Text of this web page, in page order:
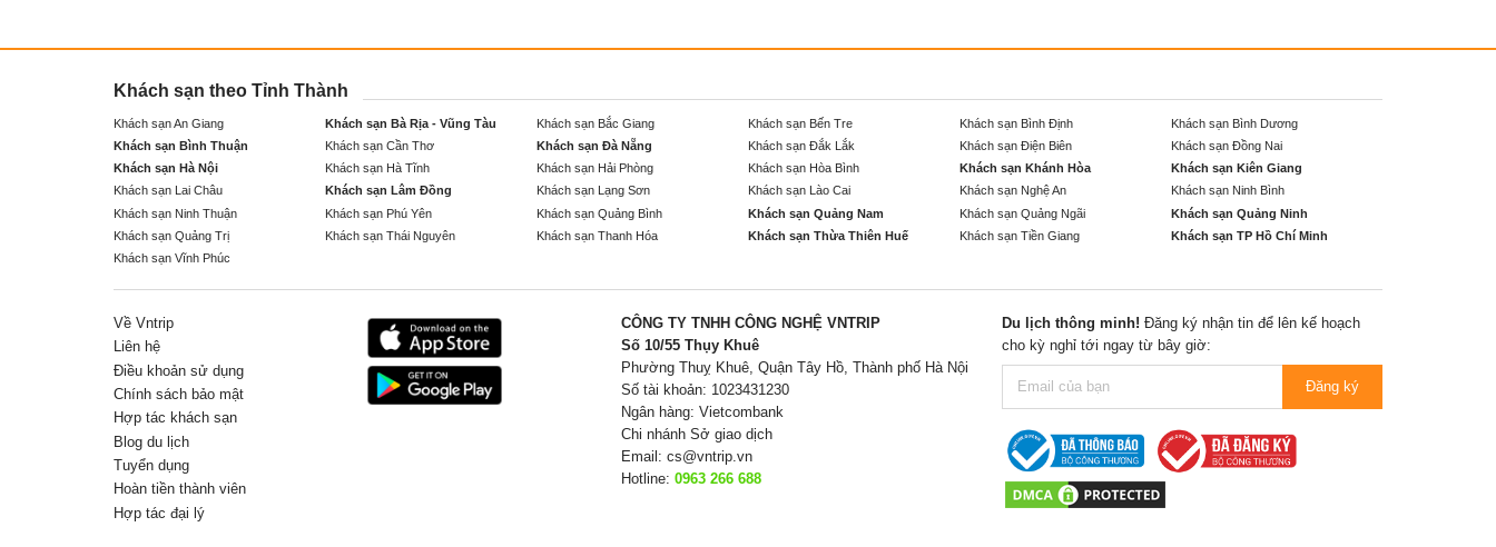
Khách sạn theo Tỉnh Thành
Khách sạn An Giang Khách sạn Bà Rịa - Vũng Tàu Khách sạn Bắc Giang Khách sạn Bến Tre Khách sạn Bình Định
Khách sạn Bình Dương
Khách sạn Bình Thuận
Khách sạn Cần Thơ Khách sạn Đà Nẵng Khách sạn Đắk Lắk Khách sạn Điện Biên
Khách sạn Đồng Nai
Khách sạn Hà Nội
Khách sạn Hà Tĩnh Khách sạn Hải Phòng Khách sạn Hòa Bình Khách sạn Khánh Hòa
Khách sạn Kiên Giang
Khách sạn Lai Châu
Khách sạn Lâm Đồng Khách sạn Lạng Sơn Khách sạn Lào Cai Khách sạn Nghệ An
Khách sạn Ninh Bình
Khách sạn Ninh Thuận
Khách sạn Phú Yên Khách sạn Quảng Bình Khách sạn Quảng Nam Khách sạn Quảng Ngãi
Khách sạn Quảng Ninh
Khách sạn Quảng Trị
Khách sạn Thái Nguyên Khách sạn Thanh Hóa Khách sạn Thừa Thiên Huế Khách sạn Tiền Giang
Khách sạn TP Hồ Chí Minh
Khách sạn Vĩnh Phúc
Về Vntrip
Liên hệ
Điều khoản sử dụng
Chính sách bảo mật
Hợp tác khách sạn
Blog du lịch
Tuyển dụng
Hoàn tiền thành viên
Hợp tác đại lý
CÔNG TY TNHH CÔNG NGHỆ VNTRIP
Số 10/55 Thụy Khuê
Phường Thuỵ Khuê, Quận Tây Hồ, Thành phố Hà Nội
Số tài khoản: 1023431230
Ngân hàng: Vietcombank
Chi nhánh Sở giao dịch
Email: cs@vntrip.vn
Hotline: 0963 266 688
Du lịch thông minh! Đăng ký nhận tin để lên kế hoạch
cho kỳ nghỉ tới ngay từ bây giờ:
Đăng ký